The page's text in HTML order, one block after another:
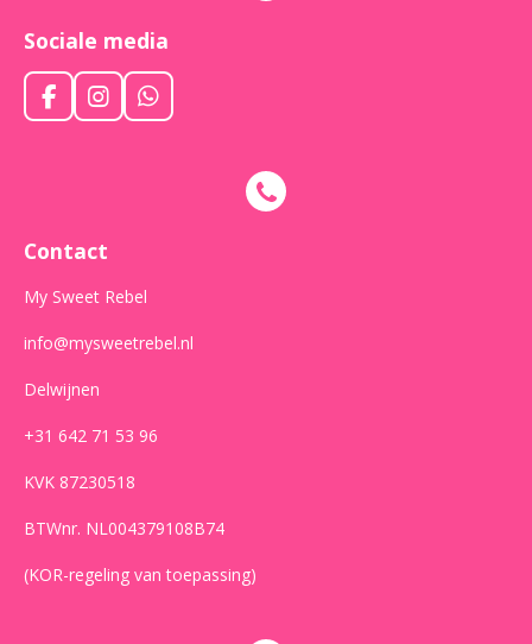
Sociale media
F
a
k
I
n
r
a
m
W
h
Contact
My Sweet Rebel
info@mysweetrebel.nl
Delwijnen
+31 642 71 53 96
KVK 87230518
BTWnr. NL004379108B74
(KOR-regeling van toepassing)